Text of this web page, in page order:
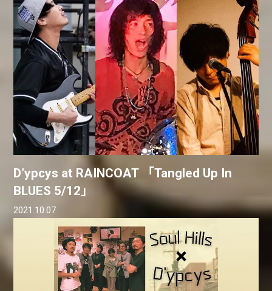
D’ypcys at RAINCOAT 「Tangled Up In
BLUES 5/12」
2021.10.07